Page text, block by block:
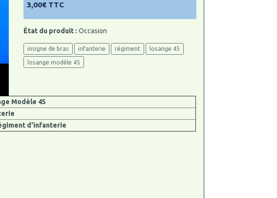
3,00€ TTC
État du produit : Occasion
insigne de bras infanterie régiment losange 45
losange modèle 45
Modèle 45
d'infanterie